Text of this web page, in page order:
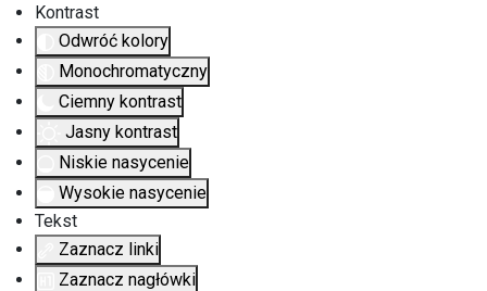
Kontrast
Odwróć kolory
Monochromatyczny
Ciemny kontrast
Jasny kontrast
Niskie nasycenie
Wysokie nasycenie
Tekst
Zaznacz linki
Zaznacz nagłówki